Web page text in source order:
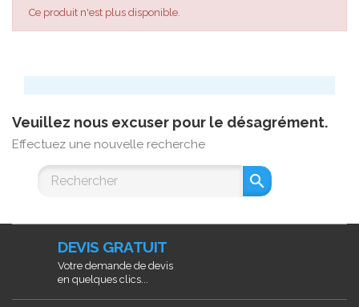
Ce produit n'est plus disponible.
Veuillez nous excuser pour le désagrément.
Effectuez une nouvelle recherche

DEVIS GRATUIT
Votre demande de devis
en quelques clics...